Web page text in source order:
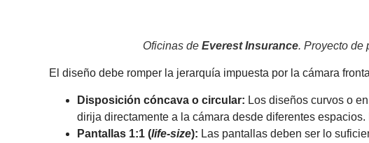
Oficinas de Everest Insurance. Proyecto de
El diseño debe romper la jerarquía impuesta por la cámara
Disposición cóncava o circular: Los diseños curvos o
dirija directamente a la cámara desde diferentes
Pantallas 1:1 (life-size): Las pantallas deben ser lo